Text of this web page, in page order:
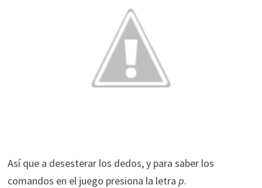
Así que a desesterar los dedos, y para saber los
comandos en el juego presiona la letra p.